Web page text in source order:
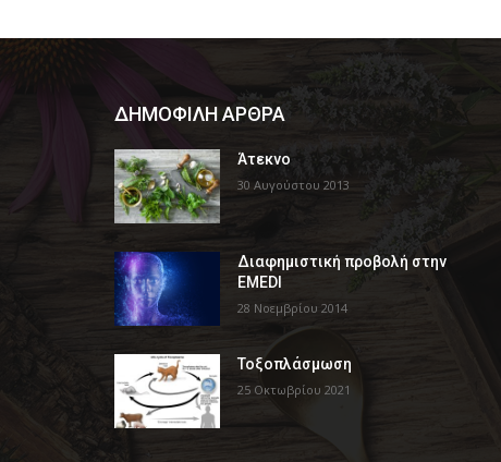
ΔΗΜΟΦΙΛΗ ΑΡΘΡΑ
Άτεκνο
30 Αυγούστου 2013
Διαφημιστική προβολή στην
EMEDI
28 Νοεμβρίου 2014
Τοξοπλάσμωση
25 Οκτωβρίου 2021